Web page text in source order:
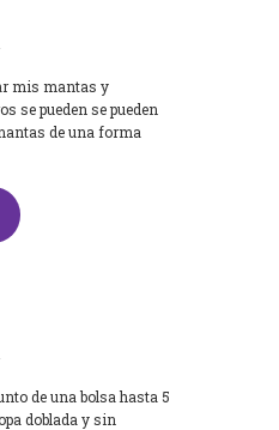
mis mantas y
se pueden se pueden
de una forma
de una bolsa hasta 5
doblada y sin